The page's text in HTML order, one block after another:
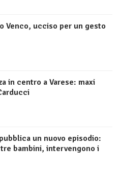
Venco, ucciso per un gesto
in centro a Varese: maxi
un nuovo episodio:
bambini, intervengono i